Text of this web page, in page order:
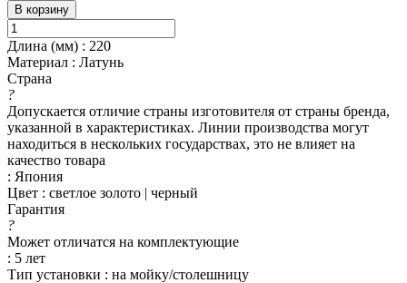
В корзину
Длина (мм) : 220
Материал : Латунь
Страна
?
Допускается отличие страны изготовителя от страны бренда,
указанной в характеристиках. Линии производства могут
находиться в нескольких государствах, это не влияет на
качество товара
: Япония
Цвет : светлое золото | черный
Гарантия
?
Может отличатся на комплектующие
: 5 лет
Тип установки : на мойку/столешницу